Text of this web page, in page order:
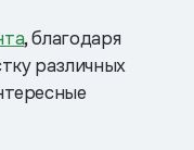
, благодаря
различных